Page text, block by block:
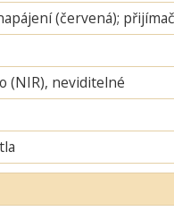
(červená);
(NIR), neviditelné